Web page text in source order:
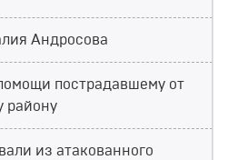
Андросова
пострадавшему от
району
из атакованного